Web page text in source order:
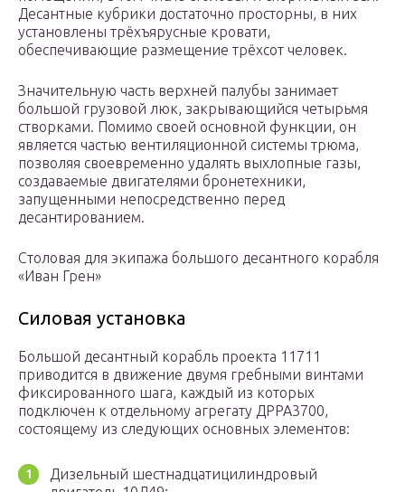
Десантные кубрики достаточно просторны, в них
установлены трёхъярусные кровати,
обеспечивающие размещение трёхсот человек.
Значительную часть верхней палубы занимает
большой грузовой люк, закрывающийся четырьмя
створками. Помимо своей основной функции, он
является частью вентиляционной системы трюма,
позволяя своевременно удалять выхлопные газы,
создаваемые двигателями бронетехники,
запущенными непосредственно перед
десантированием.
Столовая для экипажа большого десантного корабля
«Иван Грен»
Силовая установка
Большой десантный корабль проекта 11711
приводится в движение двумя гребными винтами
фиксированного шага, каждый из которых
подключен к отдельному агрегату ДРРА3700,
состоящему из следующих основных элементов:
Дизельный шестнадцатицилиндровый